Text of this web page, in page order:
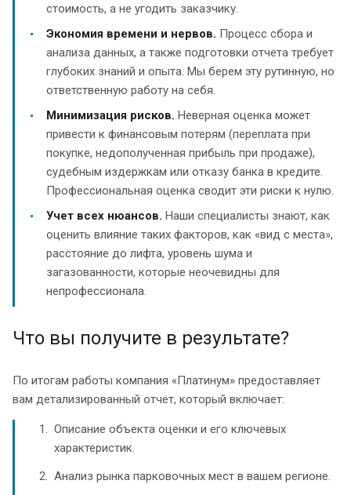
стоимость, а не угодить заказчику.
Экономия времени и нервов. Процесс сбора и
анализа данных, а также подготовки отчета требует
глубоких знаний и опыта. Мы берем эту рутинную, но
ответственную работу на себя.
Минимизация рисков. Неверная оценка может
привести к финансовым потерям (переплата при
покупке, недополученная прибыль при продаже),
судебным издержкам или отказу банка в кредите.
Профессиональная оценка сводит эти риски к нулю.
Учет всех нюансов. Наши специалисты знают, как
оценить влияние таких факторов, как «вид с места»,
расстояние до лифта, уровень шума и
загазованности, которые неочевидны для
непрофессионала.
Что вы получите в результате?
По итогам работы компания «Платинум» предоставляет
вам детализированный отчет, который включает:
Описание объекта оценки и его ключевых
характеристик.
Анализ рынка парковочных мест в вашем регионе.